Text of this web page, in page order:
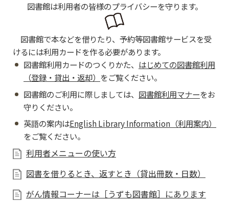
図書館は利用者の皆様のプライバシーを守ります。
図書館で本などを借りたり、予約等図書館サービスを受
けるには利用カードを作る必要があります。
図書館利用カードのつくりかた、 はじめての図書館利用
（登録・貸出・返却） をご覧ください。
図書館のご利用に際しましては、 図書館利用マナーをお
守りください。
英語の案内はEnglishLibrary Information（利用案内）
をご覧ください。
利用者メニューの使い方
図書を借りるとき、返すとき（貸出冊数・日数）
がん情報コーナーは［うずも図書館］にあります